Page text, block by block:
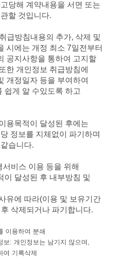
당해 계약내용을 서면 또는
관할 것입니다.
급방침내용의 추가, 삭제 및
시에는 개정 최소 7일전부터
공지사항을 통하여 고지할
또한 개인정보 취급방침에
개정일자 등을 부여하여
쉽게 알 수있도록 하고
용목적이 달성된 후에는
정보를 지체없이
파기하며
같습니다.
서비스 이용 등을 위해
이 달성된 후 내부방침 및
유에 따라(이용 및 보유기간
후 삭제되거나 파기합니다.
이용하여 분쇄
보:개인정보는 남기지 않으며 ,
여 기록삭제